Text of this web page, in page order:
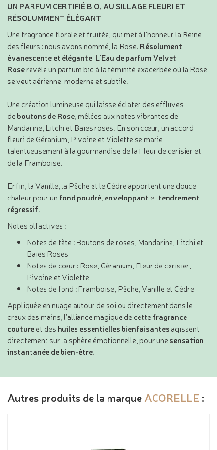
UN PARFUM CERTIFIÉ BIO, AU SILLAGE FLEURI ET
RÉSOLUMMENT ÉLÉGANT
Une fragrance florale et fruitée, qui met à l’honneur la Reine
des fleurs : nous avons nommé, la Rose. Résolument
évanescente et élégante, L’Eau de parfum Velvet
Roserévèle un parfum bio à la féminité exacerbée où la Rose
se veut aérienne, moderne et subtile.
Une création lumineuse qui laisse éclater des effluves
de boutons de Rose, mêlées aux notes vibrantes de
Mandarine, Litchi et Baies roses. En son cœur, un accord
fleuri de Géranium, Pivoine et Violette se marie
talentueusement à la gourmandise de la Fleur de cerisier et
de la Framboise.
Enfin, la Vanille, la Pêche et le Cèdre apportent une douce
chaleur pour un fond poudré, enveloppant et tendrement
régressif.
Notes olfactives :
Notes de tête : Boutons de roses, Mandarine, Litchi et
Baies Roses
Notes de cœur : Rose, Géranium, Fleur de cerisier,
Pivoine et Violette
Notes de fond : Framboise, Pêche, Vanille et Cèdre
Appliquée en nuage autour de soi ou directement dans le
creux des mains, l’alliance magique de cette fragrance
coutureet des huiles essentielles bienfaisantes agissent
directement sur la sphère émotionnelle, pour une sensation
instantanée de bien-être.
Autres produits de la marque ACORELLE :